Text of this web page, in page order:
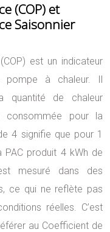
(COP) et
Saisonnier
est un indicateur
pompe à chaleur. Il
quantité de chaleur
consommée pour la
4 signifie que pour 1
PAC produit 4 kWh de
mesuré dans des
ce qui ne reflète pas
réelles. C’est
au Coefficient de